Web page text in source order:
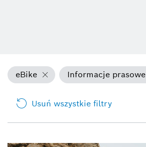
eBike Informacje prasowe
Usuń wszystkie filtry